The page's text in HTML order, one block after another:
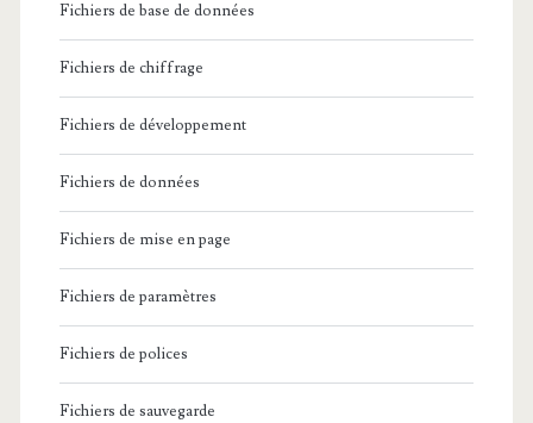
Fichiers de base de données
Fichiers de chiffrage
Fichiers de développement
Fichiers de données
Fichiers de mise en page
Fichiers de paramètres
Fichiers de polices
Fichiers de sauvegarde